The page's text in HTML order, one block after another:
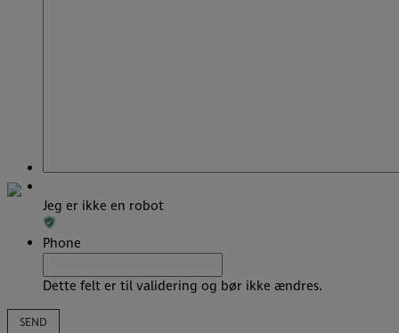
Jeg er ikke en robot
Phone
Dette felt er til validering og bør ikke ændres.